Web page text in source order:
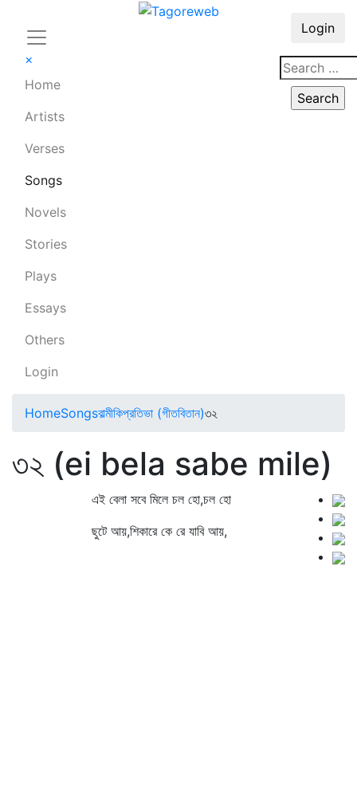
×
Home
Artists
Verses
Songs
Novels
Stories
Plays
Essays
Others
Login
Login
HomeSongsবাল্মীকিপ্রতিভা (গীতবিতান)৩২
৩২ (ei bela sabe mile)
এই বেলা সবে মিলে চল হো,চল হো
ছুটে আয়,শিকারে কে রে যাবি আয়,